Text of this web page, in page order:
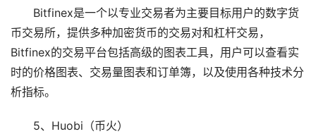
Bitfinex是一个以专业交易者为主要目标用户的数字货
币交易所，提供多种加密货币的交易对和杠杆交易，
Bitfinex的交易平台包括高级的图表工具，用户可以查看实
时的价格图表、交易量图表和订单簿，以及使用各种技术分
析指标。
5、Huobi（币火）